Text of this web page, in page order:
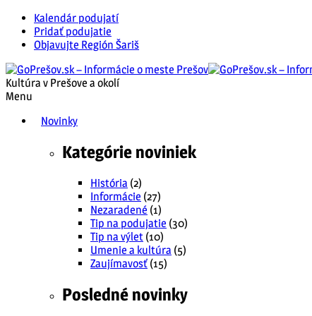
Kalendár podujatí
Pridať podujatie
Objavujte Región Šariš
Kultúra v Prešove a okolí
Menu
Novinky
Kategórie noviniek
História (2)
Informácie (27)
Nezaradené (1)
Tip na podujatie (30)
Tip na výlet (10)
Umenie a kultúra (5)
Zaujímavosť (15)
Posledné novinky